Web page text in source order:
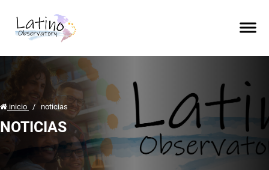
inicio / noticias
NOTICIAS